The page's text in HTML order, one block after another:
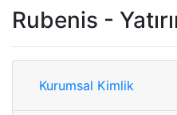
Rubenis -
Kurumsal Kimlik